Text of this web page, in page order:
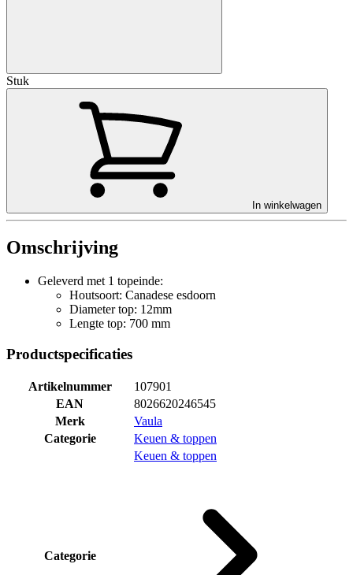
Stuk
In winkelwagen
Omschrijving
Geleverd met 1 topeinde:
Houtsoort: Canadese esdoorn
Diameter top: 12mm
Lengte top: 700 mm
Productspecificaties
Artikelnummer
107901
EAN
8026620246545
Merk
Vaula
Categorie
Keuen & toppen
Categorie
Keuen & toppen